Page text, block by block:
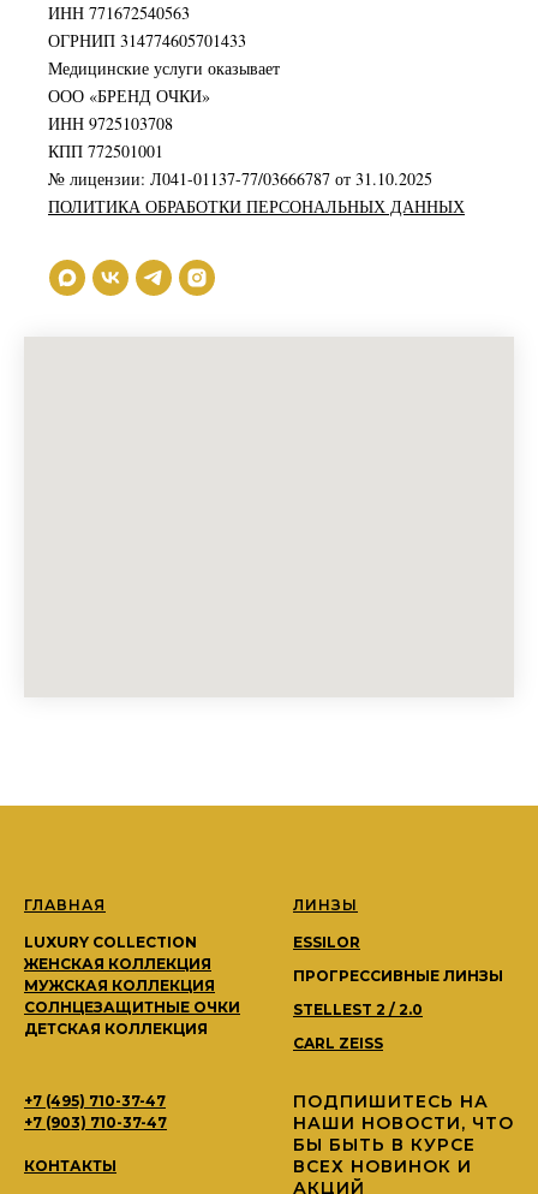
ИНН 771672540563
ОГРНИП 314774605701433
Медицинские услуги оказывает
ООО «БРЕНД ОЧКИ»
ИНН 9725103708
КПП 772501001
№ лицензии: Л041-01137-77/03666787 от 31.10.2025
ПОЛИТИКА ОБРАБОТКИ ПЕРСОНАЛЬНЫХ ДАННЫХ
ГЛАВНАЯ
LUXURY COLLECTION
ЖЕНСКАЯ КОЛЛЕКЦИЯ
МУЖСКАЯ КОЛЛЕКЦИЯ
СОЛНЦЕЗАЩИТНЫЕ ОЧКИ
ДЕТСКАЯ КОЛЛЕКЦИЯ
ЛИНЗЫ
ESSILOR
ПРОГРЕССИВНЫЕ ЛИНЗЫ
STELLEST 2 / 2.0
CARL ZEISS
+7 (495) 710-37-47
+7 (903) 710-37-47
КОНТАКТЫ
ПОДПИШИТЕСЬ НА
НАШИ НОВОСТИ, ЧТО
БЫ БЫТЬ В КУРСЕ
ВСЕХ НОВИНОК И
АКЦИЙ